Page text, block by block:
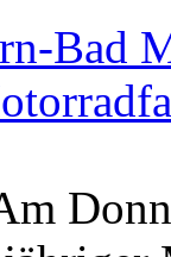
Bad